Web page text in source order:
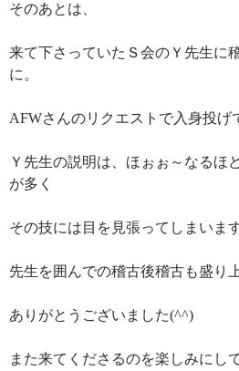
そのあとは、
来て下さっていたＳ会のＹ先生に
に。
AFWさんのリクエストで入身投げ
Ｙ先生の説明は、ほぉぉ～なるほ
が多く
その技には目を見張ってしまいます
先生を囲んでの稽古後稽古も盛り
ありがとうございました(^^)
また来てくださるのを楽しみにし